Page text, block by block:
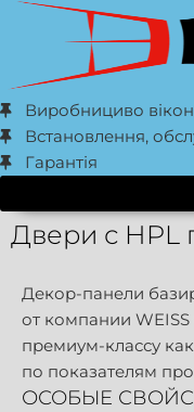
Виробнициво вікон
Встановлення,
Гарантія
Двери с HPL
Декор-панели
от компании WEISS
премиум-классу
по показателям
ОСОБЫЕ